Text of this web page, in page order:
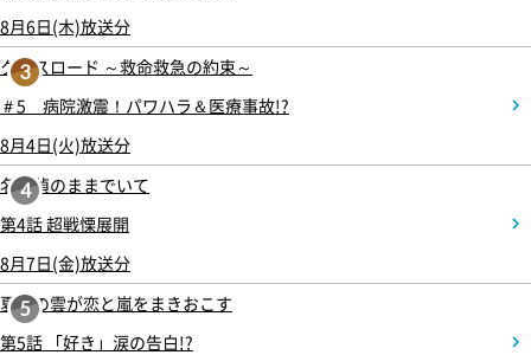
8月6日(木)放送分
3
クロスロード ～救命救急の約束～
＃5 病院激震！パワハラ＆医療事故!?
8月4日(火)放送分
4
名探偵のままでいて
第4話 超戦慄展開
8月7日(金)放送分
5
夏色の雲が恋と嵐をまきおこす
第5話 「好き」涙の告白!?